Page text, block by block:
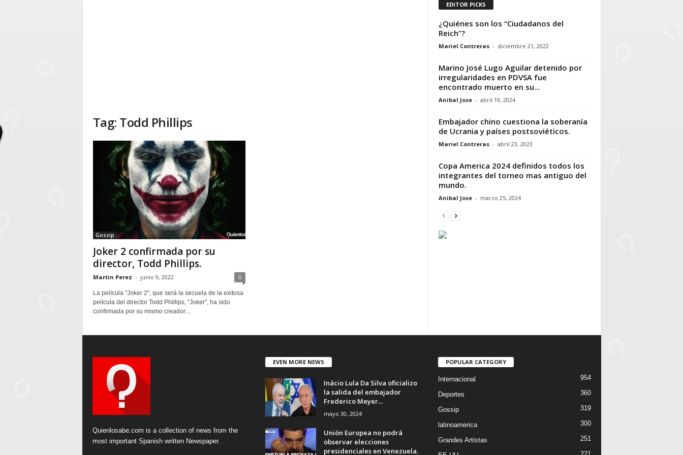
Tag: Todd Phillips
Gossip
Joker 2 confirmada por su
director, Todd Phillips.
Martin Perez - junio 9, 2022 0
La película "Joker 2", que será la secuela de la exitosa
película del director Todd Phillips, "Joker", ha sido
confirmada por su mismo creador....
EDITOR PICKS
¿Quiénes son los “Ciudadanos del
Reich”?
Mariel Contreras - diciembre 21, 2022
Marino José Lugo Aguilar detenido por
irregularidades en PDVSA fue
encontrado muerto en su...
Anibal Jose - abril 19, 2024
Embajador chino cuestiona la soberanía
de Ucrania y países postsoviéticos.
Mariel Contreras - abril 23, 2023
Copa America 2024 definidos todos los
integrantes del torneo mas antiguo del
mundo.
Anibal Jose - marzo 25, 2024
Quienlosabe.com is a collection of news from the
most important Spanish written Newspaper.
EVEN MORE NEWS
Inácio Lula Da Silva oficializo
la salida del embajador
Frederico Meyer...
mayo 30, 2024
Unión Europea no podrá
observar elecciones
presidenciales en Venezuela.
POPULAR CATEGORY
Internacional 954
Deportes 360
Gossip 319
latinoamerica 300
Grandes Artistas 251